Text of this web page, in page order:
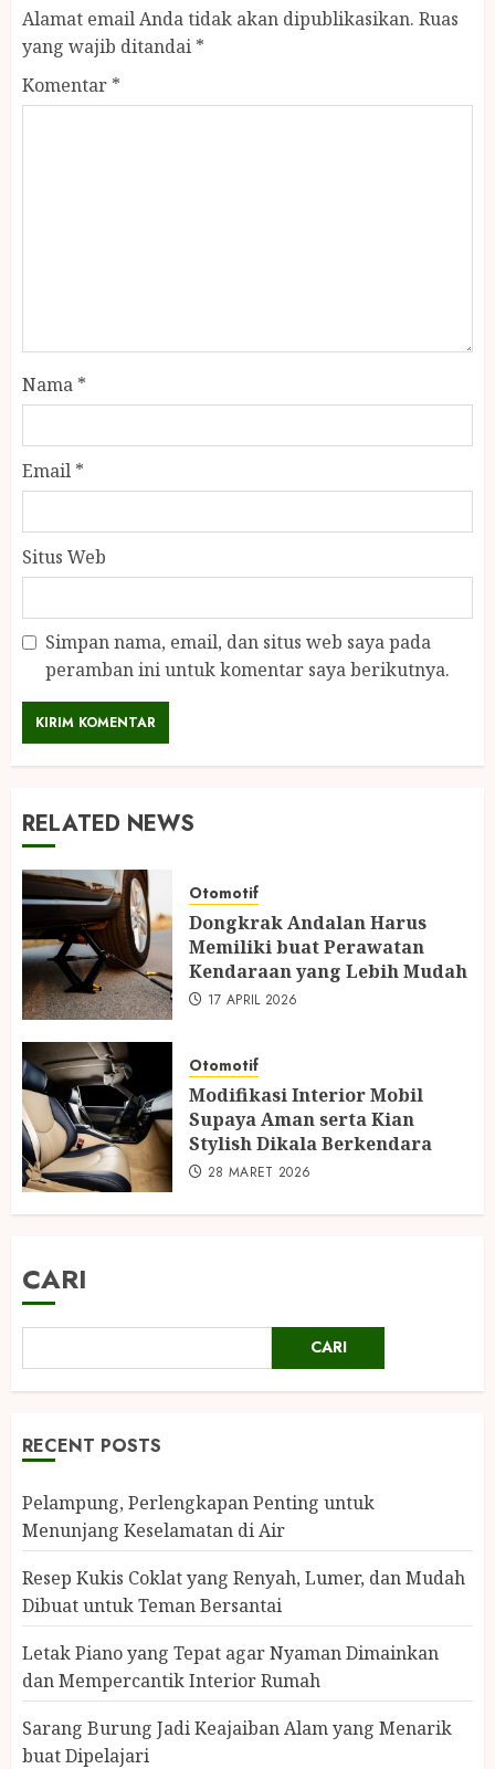
Alamat email Anda tidak akan dipublikasikan. Ruas
yang wajib ditandai *
Komentar *
Nama *
Email *
Situs Web
Simpan nama, email, dan situs web saya pada
peramban ini untuk komentar saya berikutnya.
RELATED NEWS
Otomotif
Dongkrak Andalan Harus
Memiliki buat Perawatan
Kendaraan yang Lebih Mudah
17 APRIL 2026
Otomotif
Modifikasi Interior Mobil
Supaya Aman serta Kian
Stylish Dikala Berkendara
28 MARET 2026
CARI
CARI
RECENT POSTS
Pelampung, Perlengkapan Penting untuk
Menunjang Keselamatan di Air
Resep Kukis Coklat yang Renyah, Lumer, dan Mudah
Dibuat untuk Teman Bersantai
Letak Piano yang Tepat agar Nyaman Dimainkan
dan Mempercantik Interior Rumah
Sarang Burung Jadi Keajaiban Alam yang Menarik
buat Dipelajari